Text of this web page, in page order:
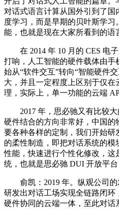
对话式语言计算从国外引到了
度学习，而是早期的贝叶斯学
能，也就是现在大家所看到的语
在 2014 年 10 月的 CES 电子
打响，人工智能的硬件载体由
始从“软件交互”转向“智能硬件
大，并且一定程度上区别于仅
理，实际上，单一功能的云端
2017 年，思必驰又有比较大
硬件结合的方向非常好，中国
要各种各样的定制，我们开始
的柔性制造，即把对话系统的
性能，快速进行个性化修改，这
统，也就是思必驰 DUI 开放平台
俞凯：2019 年。纵观公司的
研发出对话工场实现全链路闭环
硬件协同的云端一体，至此对话